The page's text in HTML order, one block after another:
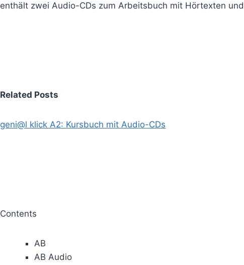
enthält zwei Audio-CDs zum Arbeitsbuch mit Hörtexten
Related Posts
geni@l klick A2: Kursbuch mit Audio-CDs
Contents
AB
AB Audio